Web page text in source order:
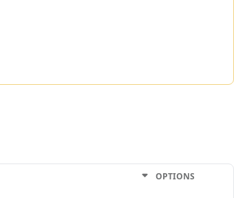
OPTIONS